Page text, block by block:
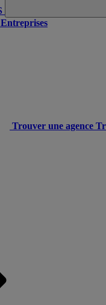
Trouver une agence